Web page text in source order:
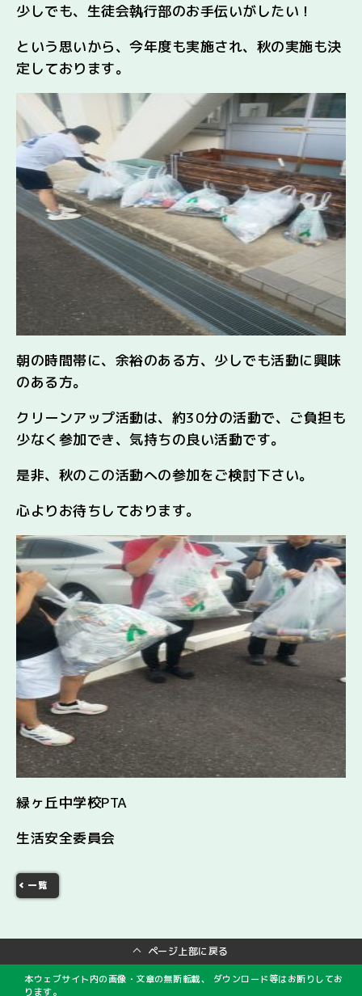
少しでも、生徒会執行部のお手伝いがしたい！
という思いから、今年度も実施され、秋の実施も決
定しております。
朝の時間帯に、余裕のある方、少しでも活動に興味
のある方。
クリーンアップ活動は、約30分の活動で、ご負担も
少なく参加でき、気持ちの良い活動です。
是非、秋のこの活動への参加をご検討下さい。
心よりお待ちしております。
緑ヶ丘中学校PTA
生活安全委員会
一覧
ページ上部に戻る
本ウェブサイト内の画像・文章の無断転載、 ダウンロード等はお断りしてお
ります。